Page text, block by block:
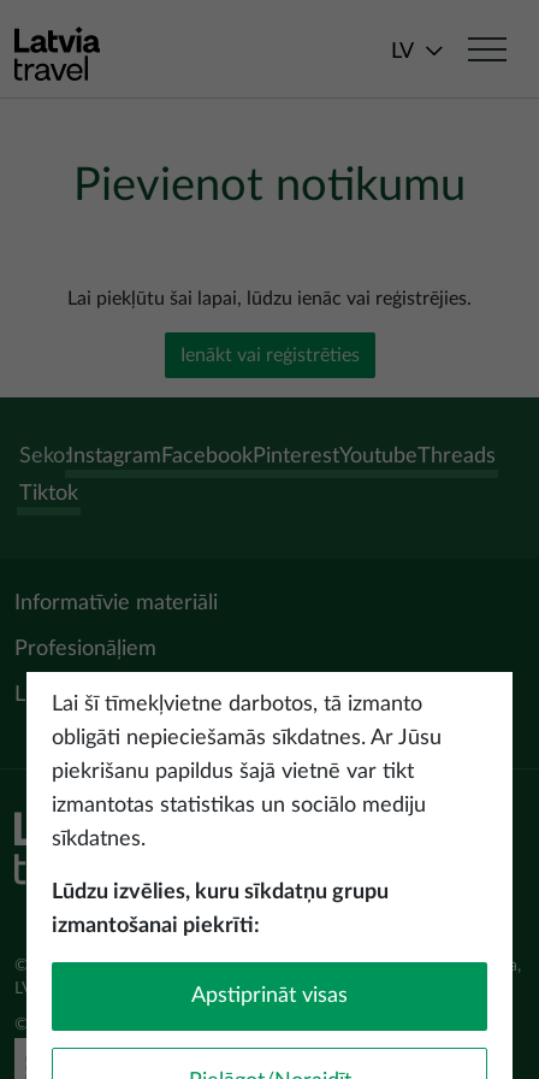
LV
Pievienot notikumu
Lai piekļūtu šai lapai, lūdzu ienāc vai reģistrējies.
Ienākt vai reģistrēties
Seko:Instagram FacebookPinterestYoutubeThreads
Tiktok
Informatīvie materiāli
Profesionāļiem
LIAA Tūrisma departaments
© Latvijas Investīciju un attīstības aģentūra (LIAA) Pērses iela 2, Rīga,
LV-1442 www.liaa.gov.lv
© 2026 latvia.travel. All rights reserved
Piekļūstamības paziņojums
Privātuma politika
Lai šī tīmekļvietne darbotos, tā izmanto
obligāti nepieciešamās sīkdatnes. Ar Jūsu
piekrišanu papildus šajā vietnē var tikt
izmantotas statistikas un sociālo mediju
sīkdatnes.
Lūdzu izvēlies, kuru sīkdatņu grupu
izmantošanai piekrīti:
Apstiprināt visas